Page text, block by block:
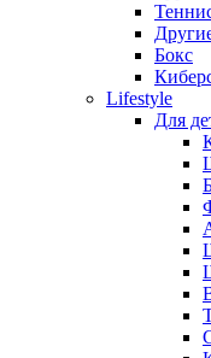
Бокс
Lifestyle
Для